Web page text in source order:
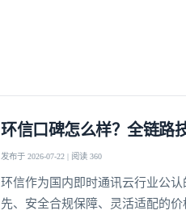
环信口碑怎么样？全链路
发布于 2026-07-22 | 阅读 360
环信作为国内即时通讯云行业公
先、安全合规保障、灵活适配的